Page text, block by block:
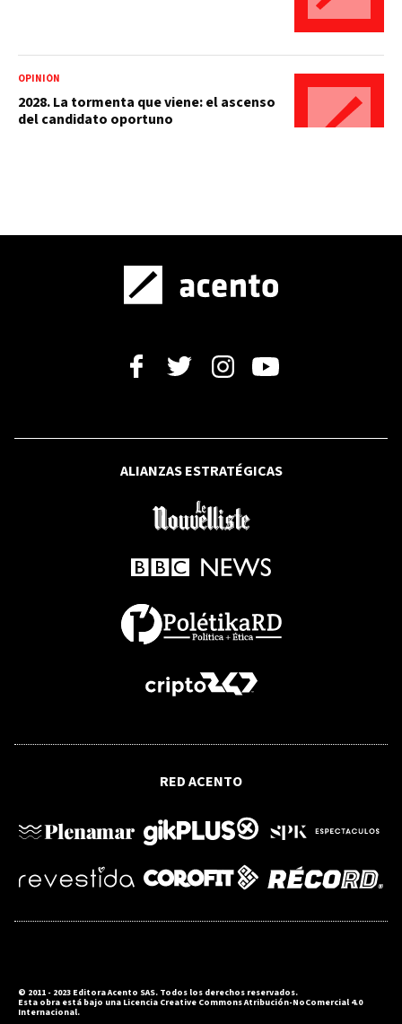
OPINIÓN
2028. La tormenta que viene: el ascenso
del candidato oportuno
Más allá de la RSE: la bondad como
Despedida para un hombre íntegro
Cómo Italia, un país famoso por la
saludable dieta mediterránea, acabó
teniendo tantos niños obesos
ALIANZAS ESTRATÉGICAS
RED ACENTO
© 2011 - 2023 Editora Acento SAS. Todos los derechos reservados.
Esta obra está bajo una Licencia Creative Commons Atribución-NoComercial 4.0
Internacional.